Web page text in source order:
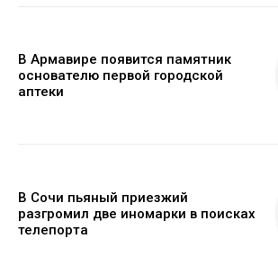
В Армавире появится памятник
основателю первой городской
аптеки
В Сочи пьяный приезжий
разгромил две иномарки в поисках
телепорта